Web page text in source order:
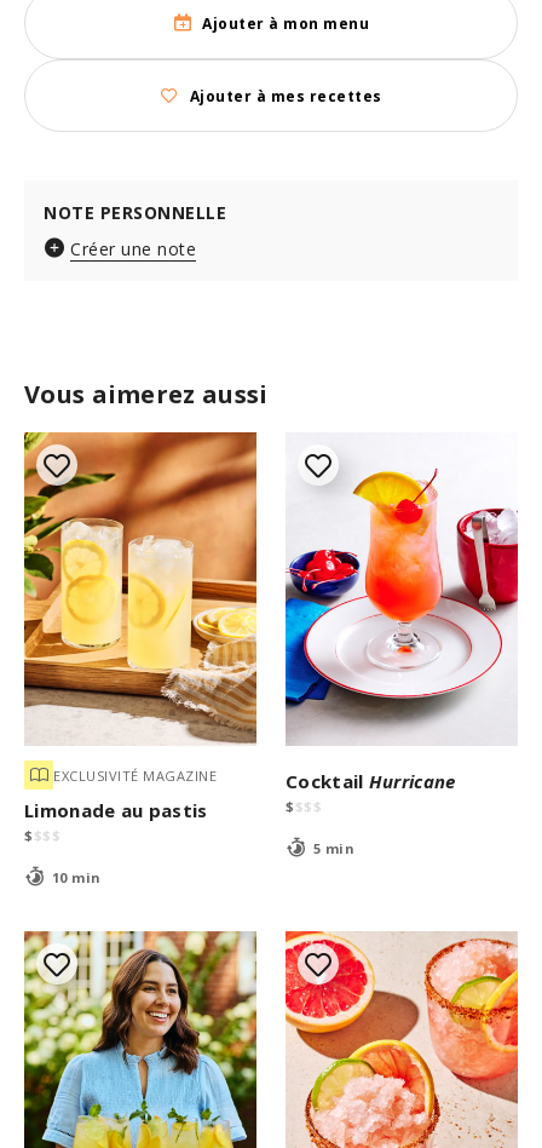
Vous aimerez aussi
EXCLUSIVITÉ MAGAZINE
Limonade au pastis
$ $$ $
10 min
Cocktail Hurricane
$ $$ $
5 min
Ajouter à mon menu
Ajouter à mes recettes
NOTE PERSONNELLE
Créer une note